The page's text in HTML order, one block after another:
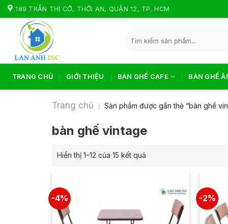
Skip
to
content
189 TRẦN THỊ CỜ, THỚI AN, QUẬN 12, TP. HCM
kiếm:
TRANG CHỦ GIỚI THIỆU BÀN GHẾ CAFE BÀN GHẾ
Trang chủ / Sản phẩm được gắn thẻ “bàn ghế
bàn ghế vintage
Hiển thị 1–12 của 15 kết quả
-4% -2%